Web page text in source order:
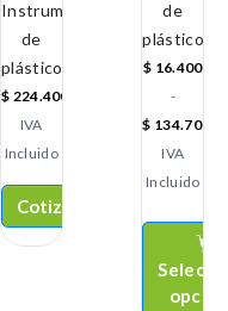
Instrumental
de
plástico
$ 224.400
IVA
Incluido
Cotizar
de
plástico
$ 16.400
-
$ 134.700
IVA
Incluido